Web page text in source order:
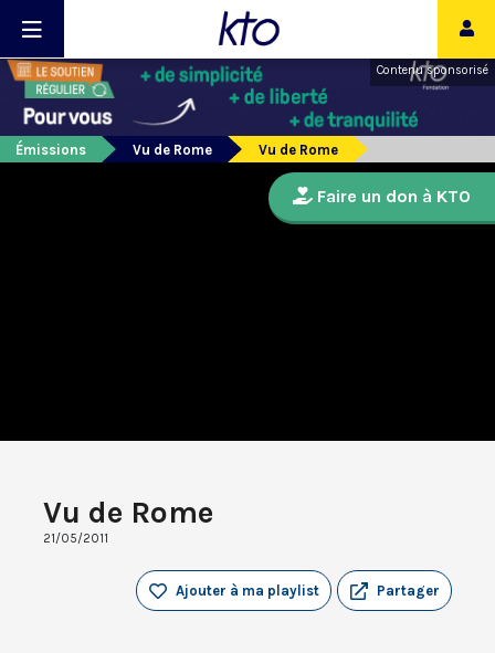
Contenu sponsorisé
Émissions Vu de Rome Vu de Rome
Vu de Rome
21/05/2011
Partager
Ajouter à ma playlist
Faire un don à KTO